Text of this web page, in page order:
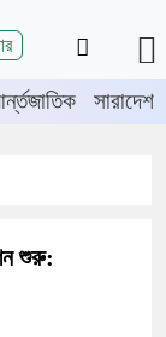
সওজের
সারাদেশ
শুরু: